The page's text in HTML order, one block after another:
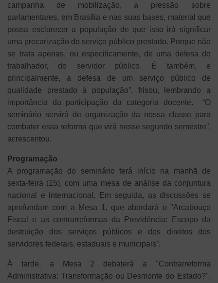
campanha de mobilização, a pressão sobre
parlamentares, em Brasília e nas suas bases, material que
possa esclarecer a população de que isso irá significar
uma precarização do serviço público prestado. Porque não
se trata apenas, ou especificamente, de uma defesa do
trabalhador, do servidor público. É também, e
principalmente, a defesa de um serviço público de
qualidade prestado à população”, frisou, lembrando a
importância da participação da categoria docente. “O
seminário servirá de organização da nossa classe para
combater essa reforma que virá nesse segundo semestre”,
acrescentou.
Programação
A programação do seminário terá início na manhã de
sexta-feira (15), com uma mesa de análise da conjuntura
nacional e internacional. Em seguida, as discussões se
aprofundam com a Mesa 1, que abordará o "Arcabouço
Fiscal e as contrarreformas da Previdência: Escopo da
destruição dos serviços públicos e dos direitos dos
servidores federais, estaduais e municipais”.
À tarde, a Mesa 2 debaterá a "Contrarreforma
Administrativa: Transformação ou Desmonte do Estado?",